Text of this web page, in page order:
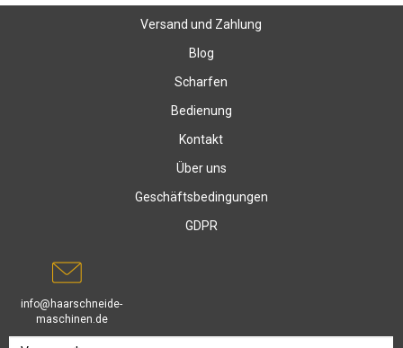
Versand und Zahlung
Blog
Scharfen
Bedienung
Kontakt
Über uns
Geschäftsbedingungen
GDPR
info@haarschneide-
maschinen.de